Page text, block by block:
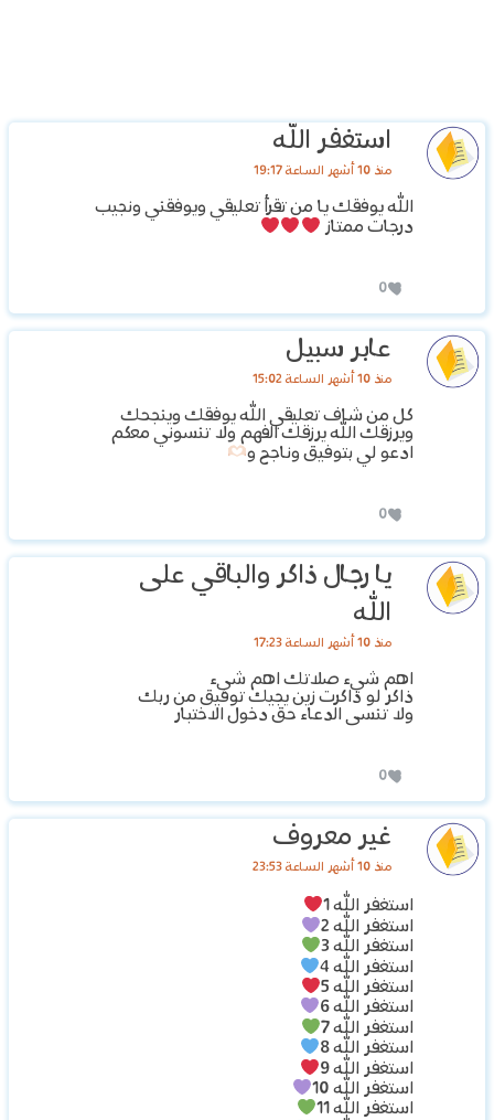
استغفر الله
منذ 10 أشهر الساعة 19:17
الله يوفقك يا من تقرأ تعليقي ويوفقني ونجيب
درجات ممتاز
0
عابر سبيل
منذ 10 أشهر الساعة 15:02
كل من شاف تعليقي الله يوفقك وينجحك
ويرزقك الله يرزقك الفهم ولا تنسوني معكم
ادعو لي بتوفيق وناجح و
0
يا رجال ذاكر والباقي على
الله
منذ 10 أشهر الساعة 17:23
اهم شيء صلاتك اهم شيء
ذاكر لو ذاكرت زين يجيك توفيق من ربك
ولا تنسى الدعاء حق دخول الاختبار
0
غير معروف
منذ 10 أشهر الساعة 23:53
استغفر الله 1
استغفر الله 2
استغفر الله 3
استغفر الله 4
استغفر الله 5
استغفر الله 6
استغفر الله 7
استغفر الله 8
استغفر الله 9
استغفر الله 10
استغفر الله 11